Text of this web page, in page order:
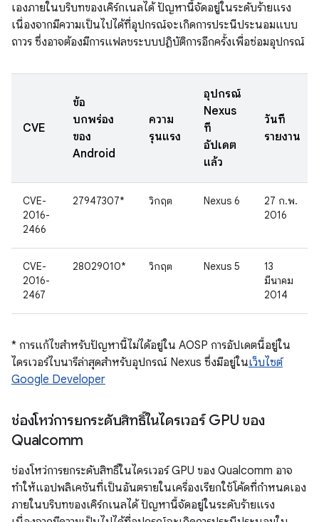
เองภายในบริบทของเคิร์กเนลได้ ปัญหานี้จัดอยู่ในระดับร้ายแรง
เนื่องจากมีความเป็นไปได้ที่อุปกรณ์จะเกิดการประนีประนอมแบบ
ถาวร ซึ่งอาจต้องมีการแฟลชระบบปฏิบัติการอีกครั้งเพื่อซ่อมอุปกรณ์
CVE
ข้อ
บกพร่อง
ของ
Android
ความ
รุนแรง
อุปกรณ์
Nexus
ที่
อัปเดต
แล้ว
วันที่
รายงาน
CVE-
2016-
2466
27947307* วิกฤต Nexus 6
27 ก.พ.
2016
CVE-
2016-
2467
28029010* วิกฤต Nexus 5
13
มีนาคม
2014
* การแก้ไขสำหรับปัญหานี้ไม่ได้อยู่ใน AOSP การอัปเดตนี้อยู่ใน
ไดรเวอร์ไบนารีล่าสุดสำหรับอุปกรณ์ Nexus ซึ่งมีอยู่ในเว็บไซต์
Google Developer
ช่องโหว่การยกระดับสิทธิ์ในไดรเวอร์ GPU ของ
Qualcomm
ช่องโหว่การยกระดับสิทธิ์ในไดรเวอร์ GPU ของ Qualcomm อาจ
ทำให้แอปพลิเคชันที่เป็นอันตรายในเครื่องเรียกใช้โค้ดที่กำหนดเอง
ภายในบริบทของเคิร์กเนลได้ ปัญหานี้จัดอยู่ในระดับร้ายแรง